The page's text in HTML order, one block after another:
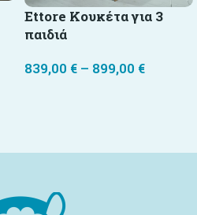
Ettore Κουκέτα για 3
παιδιά
839,00 € – 899,00 €